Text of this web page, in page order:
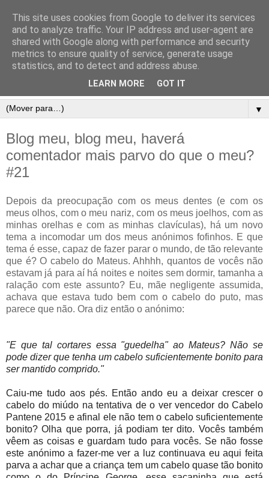
▼
Blog meu, blog meu, haverá
comentador mais parvo do que o meu?
#21
Depois da preocupação com os meus dentes (e com os
meus olhos, com o meu nariz, com os meus joelhos, com as
minhas orelhas e com as minhas clavículas), há um novo
tema a incomodar um dos meus anónimos fofinhos. E que
tema é esse, capaz de fazer parar o mundo, de tão relevante
que é? O cabelo do Mateus. Ahhhh, quantos de vocês não
estavam já para aí há noites e noites sem dormir, tamanha a
ralação com este assunto? Eu, mãe negligente assumida,
achava que estava tudo bem com o cabelo do puto, mas
parece que não. Ora diz então o anónimo:
"E que tal cortares essa "guedelha" ao Mateus? Não se
pode dizer que tenha um cabelo suficientemente bonito para
ser mantido comprido."
Caiu-me tudo aos pés. Então ando eu a deixar crescer o
cabelo do miúdo na tentativa de o ver vencedor do Cabelo
Pantene 2015 e afinal ele não tem o cabelo suficientemente
bonito? Olha que porra, já podiam ter dito. Vocês também
vêem as coisas e guardam tudo para vocês. Se não fosse
este anónimo a fazer-me ver a luz continuava eu aqui feita
parva a achar que a criança tem um cabelo quase tão bonito
This site uses cookies from Google to deliver its services
and to analyze traffic. Your IP address and user-agent are
shared with Google along with performance and security
metrics to ensure quality of service, generate usage
statistics, and to detect and address abuse.
LEARN MORE GOT IT